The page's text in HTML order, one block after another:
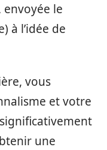
le
à l’idée de
vous
et votre
une